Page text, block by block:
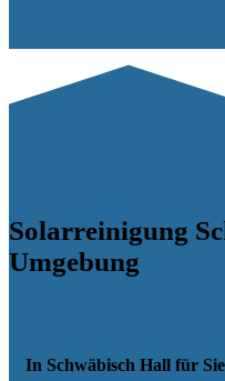
Solarreinigung
Umgebung
In Schwäbisch Hall für